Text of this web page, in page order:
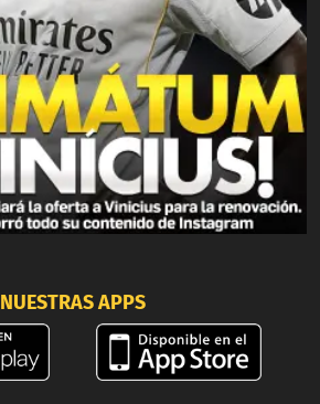
NUESTRAS APPS